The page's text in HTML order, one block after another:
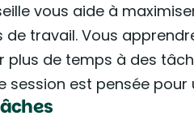
vous aide à
travail. Vous
de temps à des
session est pensée